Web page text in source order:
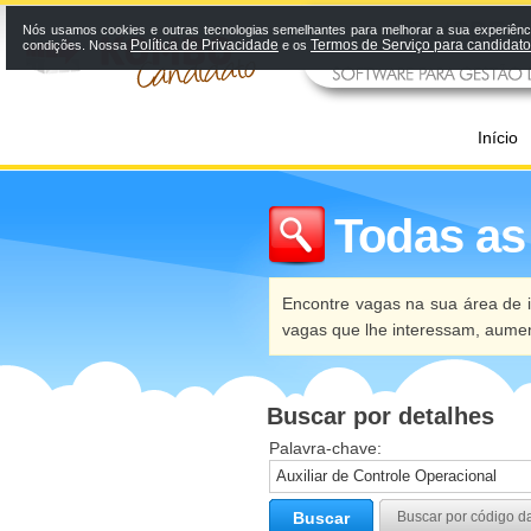
Início
Todas
Encontre vagas na sua área
vagas que lhe interessam,
Buscar por detalhes
Palavra-chave:
Buscar Buscar por código
Nós usamos cookies e outras tecnologias semelhantes para melhorar a sua
condições. Nossa Política de Privacidade e os Termos de Serviço para